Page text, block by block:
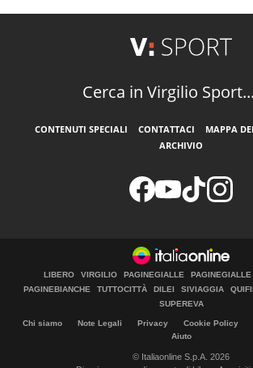
Cerca in Virgilio Sport...
CONTENUTI SPECIALI CONTATTACI MAPPA
ARCHIVIO
LIBERO VIRGILIO PAGINEGIALLE PAGINEGIALLE
PAGINEBIANCHE
TUTTOCITTÀ DILEI SIVIAGGIA
SUPEREVA
Chi siamo Note Legali Privacy Cookie Policy
Aiuto
© Italiaonline S.p.A. 2026